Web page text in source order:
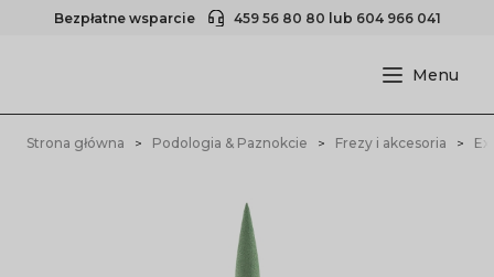
Bezpłatne wsparcie 459 56 80 80 lub 604 966 041
Strona główna Podologia & Paznokcie Frezy i akcesoria